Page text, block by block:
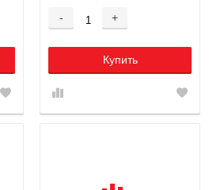
- +
Купить